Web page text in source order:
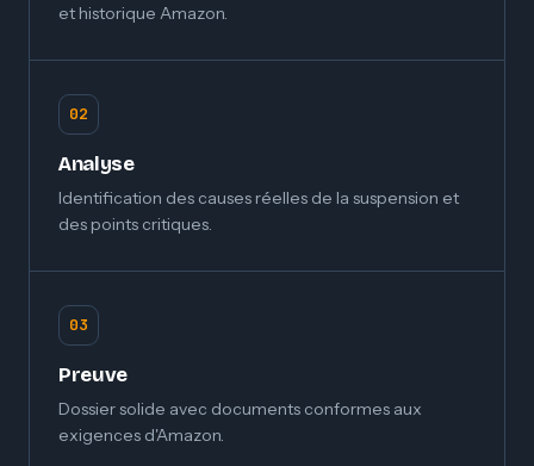
et historique Amazon.
02
Analyse
Identification des causes réelles de la suspension et
des points critiques.
03
Preuve
Dossier solide avec documents conformes aux
exigences d'Amazon.